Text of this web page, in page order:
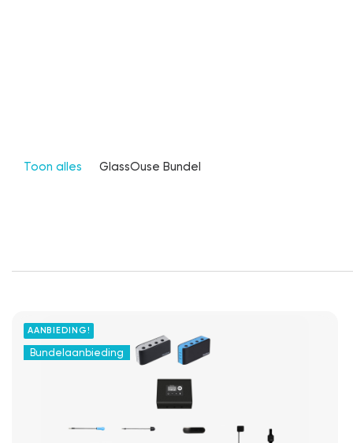
Toon alles GlassOuse Bundel
AANBIEDING!
Bundelaanbieding